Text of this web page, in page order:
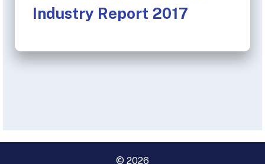
Industry Report 2017
© 2026